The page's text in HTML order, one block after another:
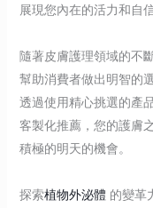
展現您內在的活力和自信
隨著皮膚護理領域的不
幫助消費者做出明智的
透過使用精心挑選的產
客製化推薦，您的護膚
積極的明天的機會。
探索植物外泌體 的變革